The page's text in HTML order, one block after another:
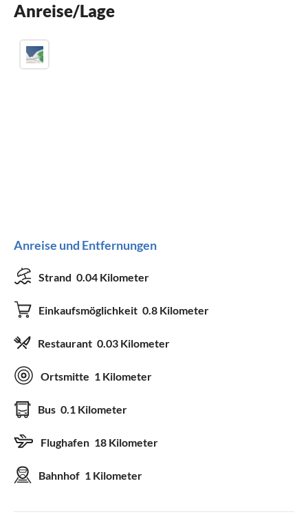
Grill
Anreise/Lage
Anreise und Entfernungen
Strand 0.04 Kilometer
Einkaufsmöglichkeit 0.8 Kilometer
Restaurant 0.03 Kilometer
Ortsmitte 1 Kilometer
Bus 0.1 Kilometer
Flughafen 18 Kilometer
Bahnhof 1 Kilometer